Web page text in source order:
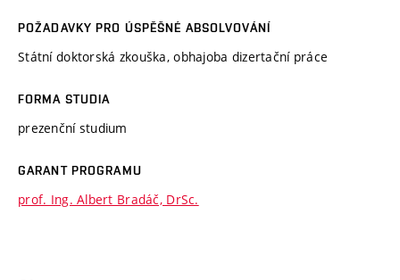
POŽADAVKY PRO ÚSPĚŠNÉ ABSOLVOVÁNÍ
Státní doktorská zkouška, obhajoba dizertační práce
FORMA STUDIA
prezenční studium
GARANT PROGRAMU
prof. Ing. Albert Bradáč, DrSc.